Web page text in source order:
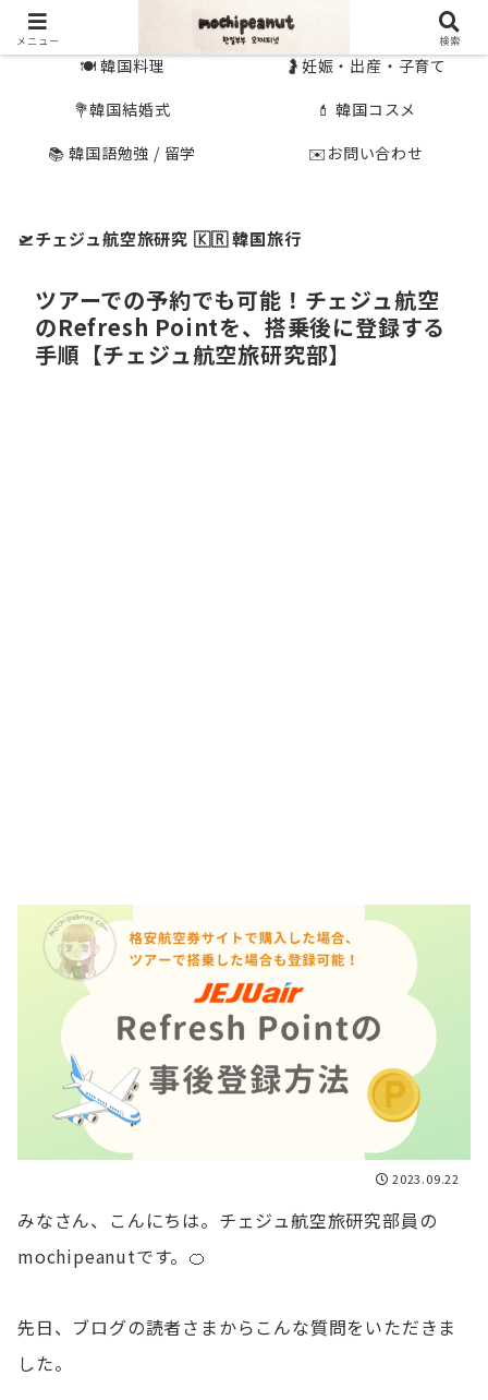
🍽 韓国料理
🤰妊娠・出産・子育て
💐韓国結婚式
💄 韓国コスメ
📚 韓国語勉強 / 留学
✉️お問い合わせ
🛫チェジュ航空旅研究 🇰🇷 韓国旅行
ツアーでの予約でも可能！チェジュ航空
のRefresh Pointを、搭乗後に登録する
手順【チェジュ航空旅研究部】
2023.09.22
みなさん、こんにちは。チェジュ航空旅研究部員の
mochipeanutです。🍊
先日、ブログの読者さまからこんな質問をいただきま
した。
メニュー 検索